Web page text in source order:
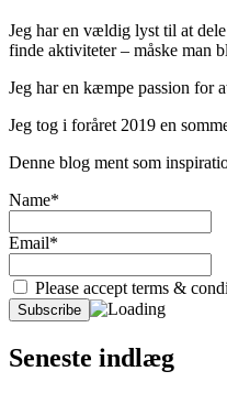
Jeg har en vældig lyst til at
finde aktiviteter – måske man
Jeg har en kæmpe passion for
Jeg tog i foråret 2019 en
Denne blog ment som
Name*
Email*
Please accept terms &
Seneste indlæg